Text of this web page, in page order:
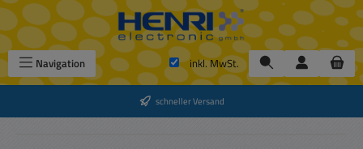
Zum Hauptinhalt springen
Navigation inkl. MwSt.
schneller Versand